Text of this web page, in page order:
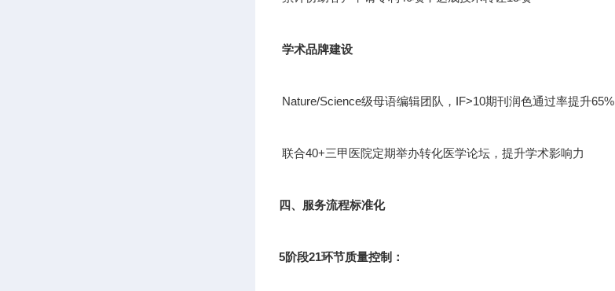
学术品牌建设
Nature/Science级母语编辑团队，IF>10期刊润色通过率提升65%
联合40+三甲医院定期举办转化医学论坛，提升学术影响力
四、服务流程标准化
5阶段21环节质量控制：